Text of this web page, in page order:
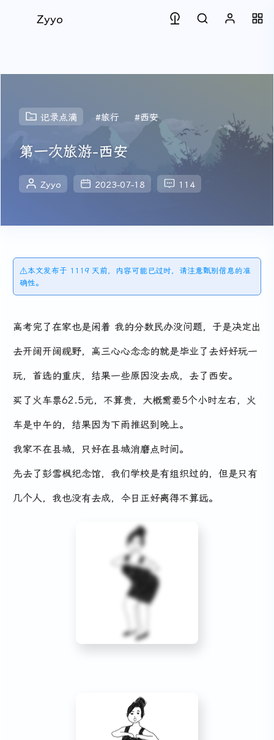
Zyyo
记录点滴 #旅行 #西安
第一次旅游-西安
Zyyo 2023-07-18 114
⚠️本文发布于 1119 天前，内容可能已过时，请注意甄别信息的准
确性。
高考完了在家也是闲着 我的分数民办没问题，于是决定出
去开阔开阔视野，高三心心念念的就是毕业了去好好玩一
玩，首选的重庆，结果一些原因没去成，去了西安。
买了火车票62.5元，不算贵，大概需要5个小时左右，火
车是中午的，结果因为下雨推迟到晚上。
我家不在县城，只好在县城消磨点时间。
先去了彭雪枫纪念馆，我们学校是有组织过的，但是只有
几个人，我也没有去成，今日正好离得不算远。